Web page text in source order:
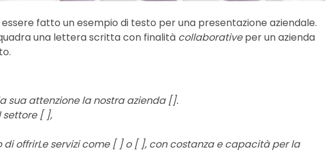
fatto un esempio di testo per una presentazione aziendale.
una lettera scritta con finalità collaborativeper un azienda
sua attenzione la nostra azienda [].
settore [ ],
offrirLe servizi come [ ] o [ ], con costanza e capacità per la